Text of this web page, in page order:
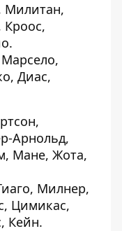
Милитан,
Кроос,
Диас,
Арнольд,
Мане, Жота,
Милнер,
Цимикас,
Кейн.